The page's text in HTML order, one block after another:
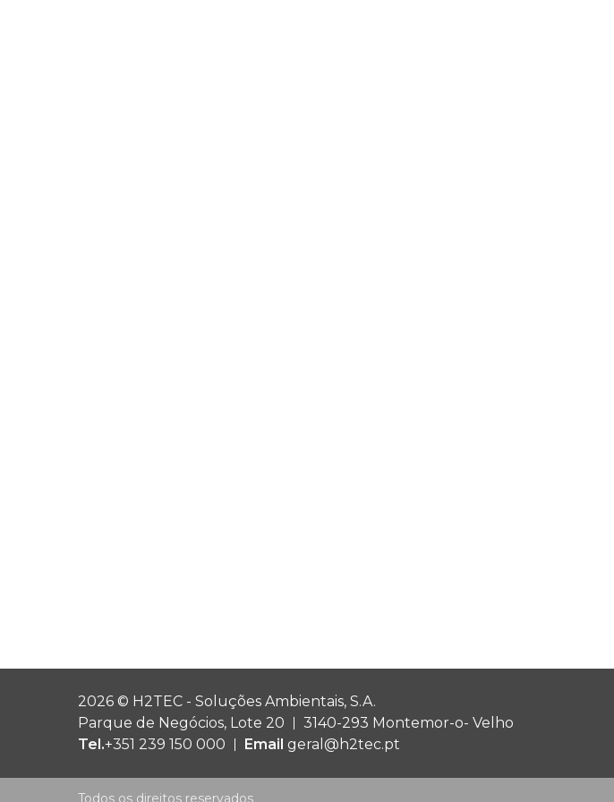
2026 © H2TEC - Soluções Ambientais, S.A.
Parque de Negócios, Lote 20
3140-293 Montemor-o- Velho
Tel.+351 239 150 000 Email geral@h2tec.pt
Todos os direitos reservados